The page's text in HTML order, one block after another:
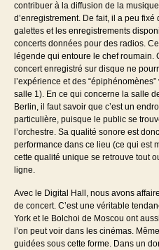
contribuer à la diffusion de la
d’enregistrement. De fait, il a peu
galettes et les enregistrements
concerts données pour des radios.
légende qui entoure le chef roumain.
concert enregistré sur disque ne
l’expérience et des
salle 1). En ce qui concerne la salle
Berlin, il faut savoir que c’est un
particulière, puisque le public se
l’orchestre. Sa qualité sonore est
performance dans ce lieu (ce qui est
cette qualité unique se retrouve tout
ligne.
Avec le Digital Hall, nous avons
de concert. C’est une véritable
York et le Bolchoi de Moscou ont
l’on peut voir dans les cinémas.
guidées sous cette forme. Dans un